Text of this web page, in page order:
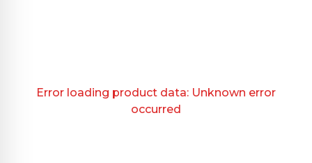
Error loading product data: Unknown error
occurred